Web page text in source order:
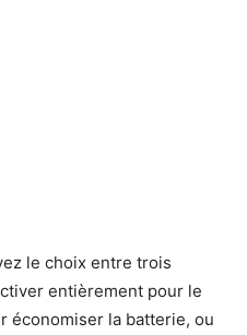
le choix entre trois
entièrement pour le
économiser la batterie, ou